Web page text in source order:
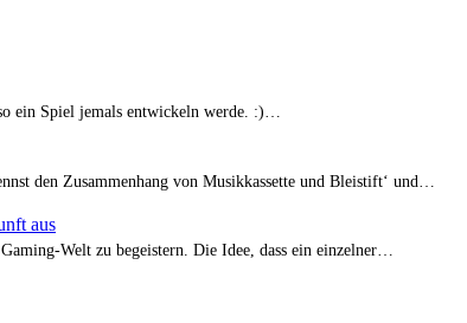
ein Spiel jemals entwickeln werde. :)…
den Zusammenhang von Musikkassette und Bleistift‘ und…
aus
Welt zu begeistern. Die Idee, dass ein einzelner…